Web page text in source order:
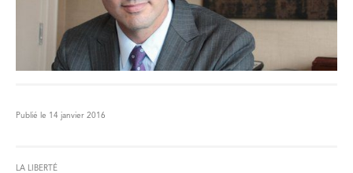
Publié le 14 janvier 2016
LA LIBERTÉ